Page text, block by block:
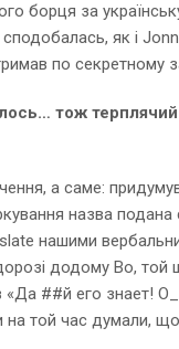
борця за
як і
по секретному
тож
а саме:
назва
нашими
додому Bo, той
«Да ##й его
на той час думали,